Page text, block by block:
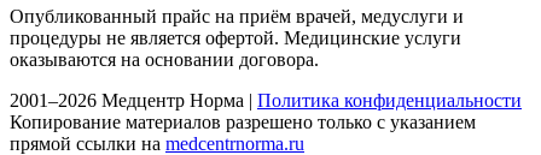
Опубликованный прайс на приём врачей, медуслуги и
процедуры не является офертой. Медицинские услуги
оказываются на основании договора.
2001–2026 Медцентр Норма | Политика конфиденциальности
Копирование материалов разрешено только с указанием
прямой ссылки на medcentrnorma.ru